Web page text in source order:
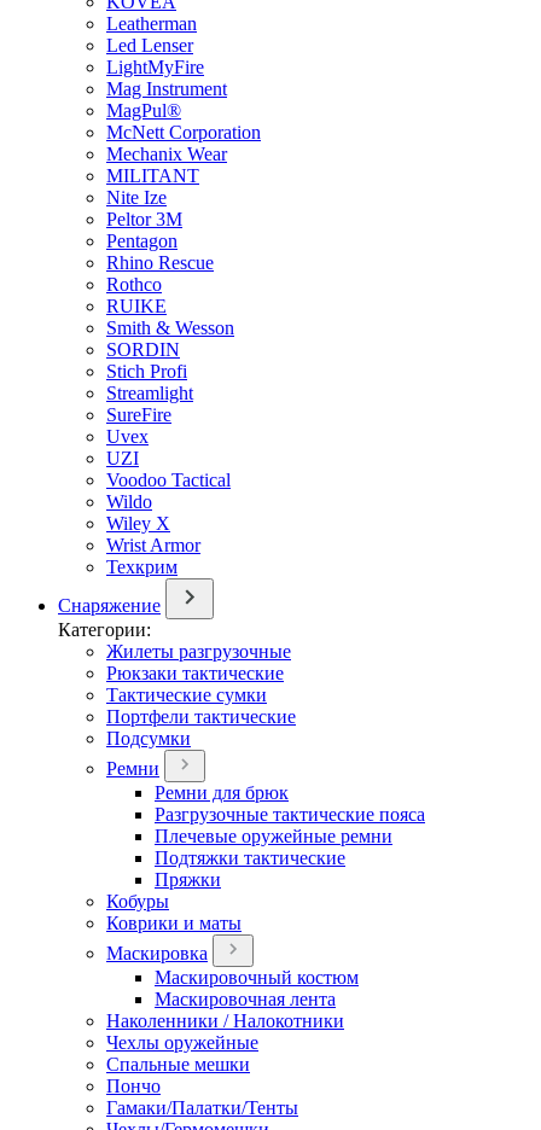
Leatherman
Led Lenser
LightMyFire
Mag Instrument
MagPul®
McNett Corporation
Mechanix Wear
MILITANT
Nite Ize
Peltor 3M
Pentagon
Rhino Rescue
Rothco
RUIKE
Smith & Wesson
SORDIN
Stich Profi
Streamlight
SureFire
Uvex
UZI
Voodoo Tactical
Wildo
Wiley X
Wrist Armor
Техкрим
Снаряжение
Категории:
Жилеты разгрузочные
Рюкзаки тактические
Тактические сумки
Портфели тактические
Подсумки
Ремни
Ремни для брюк
Разгрузочные тактические пояса
Плечевые оружейные ремни
Подтяжки тактические
Пряжки
Кобуры
Коврики и маты
Маскировка
Маскировочный костюм
Маскировочная лента
Наколенники / Налокотники
Чехлы оружейные
Спальные мешки
Пончо
Гамаки/Палатки/Тенты